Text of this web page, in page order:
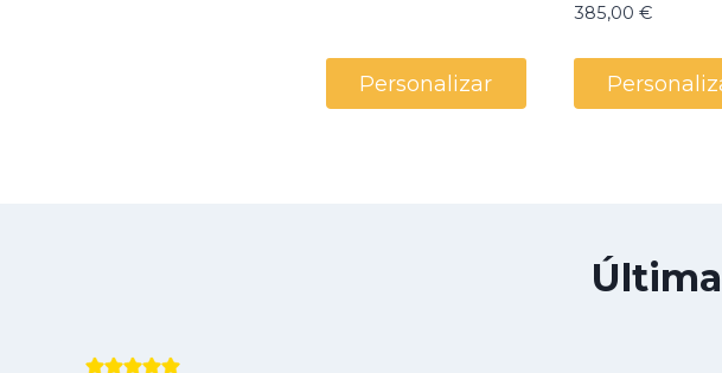
Personalizar
385,00 €